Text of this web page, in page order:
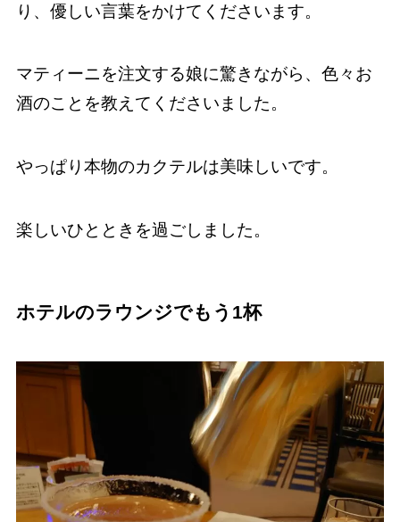
り、優しい言葉をかけてくださいます。
マティーニを注文する娘に驚きながら、色々お
酒のことを教えてくださいました。
やっぱり本物のカクテルは美味しいです。
楽しいひとときを過ごしました。
ホテルのラウンジでもう1杯